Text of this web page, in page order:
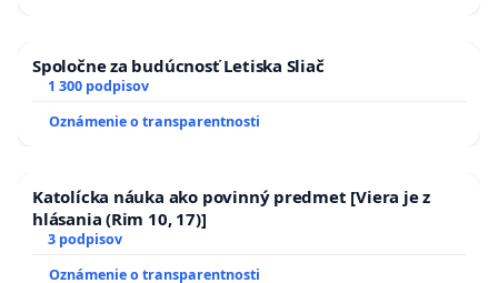
Spoločne za budúcnosť Letiska Sliač
1 300 podpisov
Oznámenie o transparentnosti
Katolícka náuka ako povinný predmet [Viera je z
hlásania (Rim 10, 17)]
3 podpisov
Oznámenie o transparentnosti